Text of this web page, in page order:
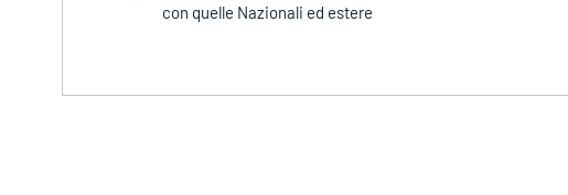
con quelle Nazionali ed estere